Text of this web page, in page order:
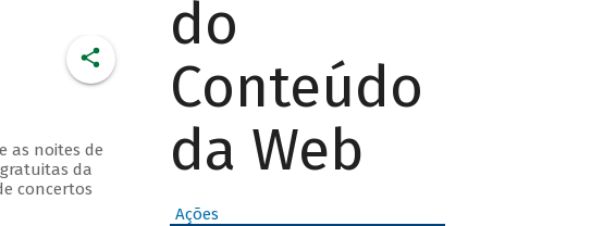
as noites de
da
concertos
do
Conteúdo
da Web
Ações